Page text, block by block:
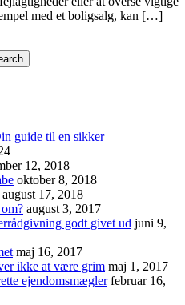
med et boligsalg, kan […]
guide til en sikker
12, 2018
oktober 8, 2018
august 17, 2018
august 3, 2017
godt givet ud juni 9,
maj 16, 2017
ikke at være grim maj 1, 2017
ejendomsmægler februar 16,